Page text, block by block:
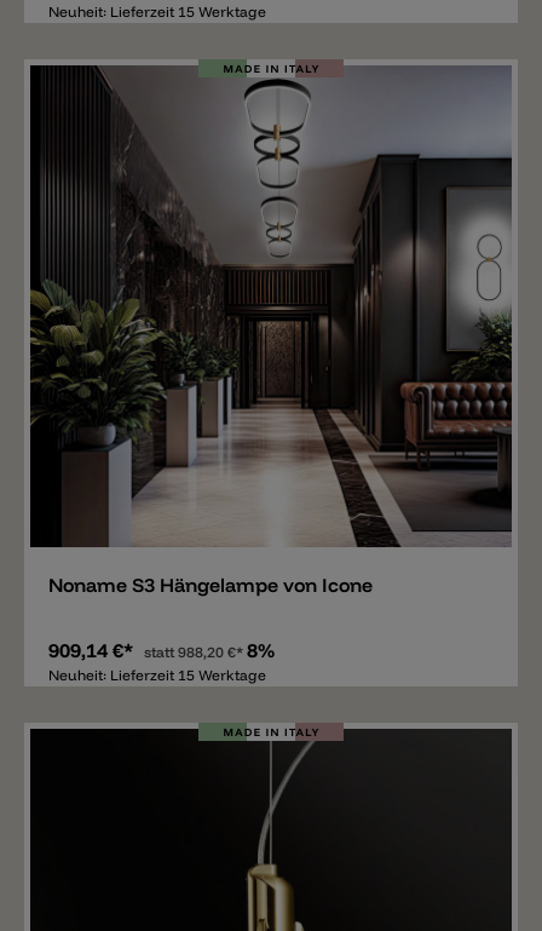
Neuheit: Lieferzeit 15 Werktage
Noname S3 Hängelampe von Icone
909,14 €* statt988,20 €* 8%
Neuheit: Lieferzeit 15 Werktage